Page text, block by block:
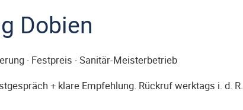
Dobien
· Festpreis · Sanitär-Meisterbetrieb
+ klare Empfehlung. Rückruf werktags i. d. R.